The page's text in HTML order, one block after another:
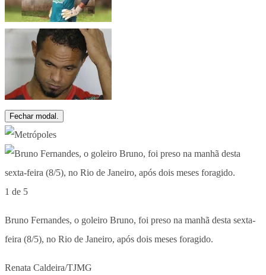
Fechar modal.
1 de 5
Bruno Fernandes, o goleiro Bruno, foi preso na manhã desta sexta-
feira (8/5), no Rio de Janeiro, após dois meses foragido.
Renata Caldeira/TJMG